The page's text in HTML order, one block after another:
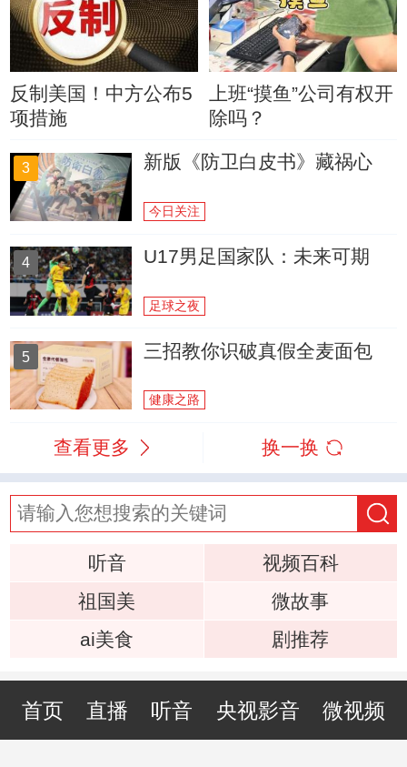
反制美国！中方公布5
项措施
上班“摸鱼”公司有权开
除吗？
3 新版《防卫白皮书》藏祸心
今日关注
4 U17男足国家队：未来可期
足球之夜
5 三招教你识破真假全麦面包
健康之路
查看更多 换一换
听音
视频百科
祖国美
微故事
ai美食
剧推荐
首页 直播 听音 央视影音 微视频